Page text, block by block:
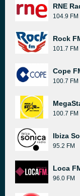
RNE
104.9 FM
Rock
101.7 FM
Cope
100.7 FM
100.7 FM
Ibiza
95.2 FM
Loca
96.0 FM